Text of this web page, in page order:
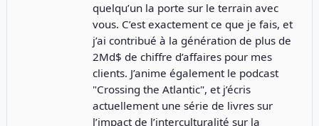
quelqu’un la porte sur le terrain avec
vous. C’est exactement ce que je fais, et
j’ai contribué à la génération de plus de
2Md$ de chiffre d’affaires pour mes
clients. J’anime également le podcast
"Crossing the Atlantic", et j’écris
actuellement une série de livres sur
l’impact de l’interculturalité sur la